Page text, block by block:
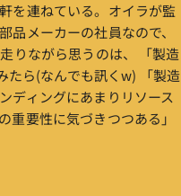
を連ねている。オイラが監
メーカーの社員なので、
りながら思うのは、 「製造
たら(なんでも訊くw) 「製造
ディングにあまりリソース
要性に気づきつつある」